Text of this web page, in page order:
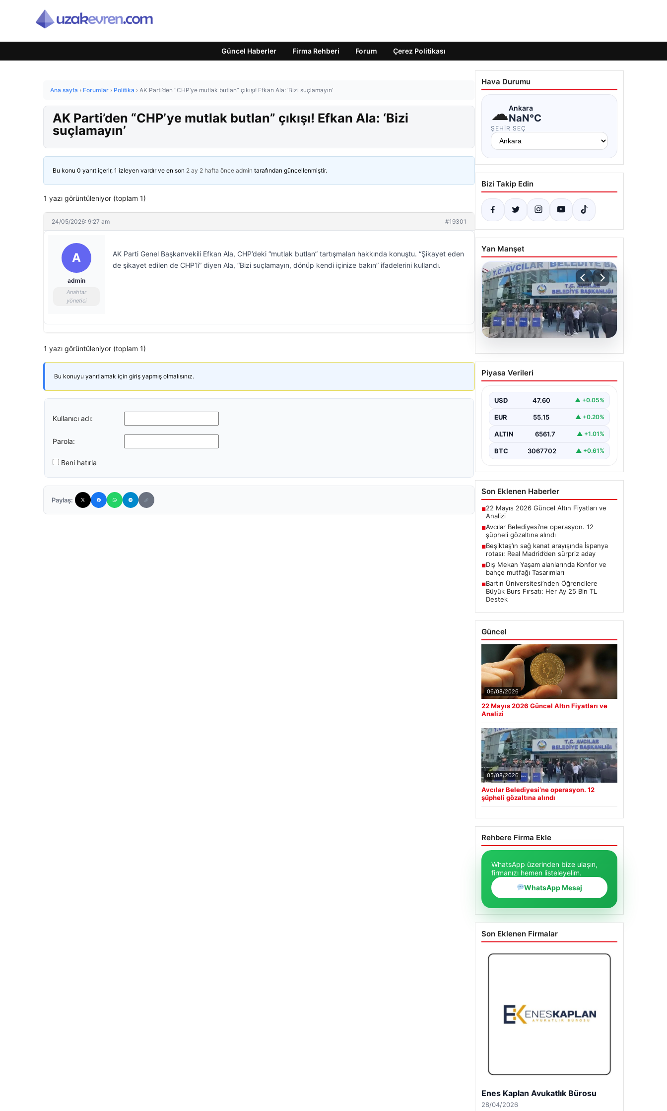
Güncel Haberler Firma Rehberi Forum Çerez Politikası
Ana sayfa › Forumlar › Politika › AK Parti’den “CHP’ye mutlak butlan” çıkışı! Efkan Ala: ‘Bizi suçlamayın’
AK Parti’den “CHP’ye mutlak butlan” çıkışı! Efkan Ala: ‘Bizi
suçlamayın’
Bu konu 0 yanıt içerir, 1 izleyen vardır ve en son 2 ay 2 hafta önce admin tarafından güncellenmiştir.
1 yazı görüntüleniyor (toplam 1)
24/05/2026: 9:27 am #19301
A
admin
Anahtar
yönetici
AK Parti Genel Başkanvekili Efkan Ala, CHP’deki “mutlak butlan” tartışmaları hakkında konuştu. “Şikayet eden
de şikayet edilen de CHP’li” diyen Ala, “Bizi suçlamayın, dönüp kendi içinize bakın” ifadelerini kullandı.
1 yazı görüntüleniyor (toplam 1)
Bu konuyu yanıtlamak için giriş yapmış olmalısınız.
Kullanıcı adı:
Parola:
Beni hatırla
Paylaş:
Hava Durumu
☁Ankara
NaN°C
ŞEHIR SEÇ
Bizi Takip Edin
Yan Manşet
Avcılar Belediyesi’ne
operasyon. 12 şüpheli
Piyasa Verileri
USD 47.60 ▲ +0.05%
EUR 55.15 ▲ +0.20%
ALTIN 6561.7 ▲ +1.01%
BTC 3067702 ▲ +0.61%
Son Eklenen Haberler
■22 Mayıs 2026 Güncel Altın Fiyatları ve
Analizi
■Avcılar Belediyesi’ne operasyon. 12
şüpheli gözaltına alındı
■Beşiktaş’ın sağ kanat arayışında İspanya
rotası: Real Madrid’den sürpriz aday
■Dış Mekan Yaşam alanlarında Konfor ve
bahçe mutfağı Tasarımları
■Bartın Üniversitesi’nden Öğrencilere
Büyük Burs Fırsatı: Her Ay 25 Bin TL
Destek
Güncel
06/08/2026
22 Mayıs 2026 Güncel Altın Fiyatları ve
Analizi
05/08/2026
Avcılar Belediyesi’ne operasyon. 12
şüpheli gözaltına alındı
Rehbere Firma Ekle
WhatsApp üzerinden bize ulaşın,
firmanızı hemen listeleyelim.
WhatsApp Mesaj
Son Eklenen Firmalar
Enes Kaplan Avukatlık Bürosu
28/04/2026